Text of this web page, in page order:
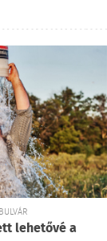
lehetővé a